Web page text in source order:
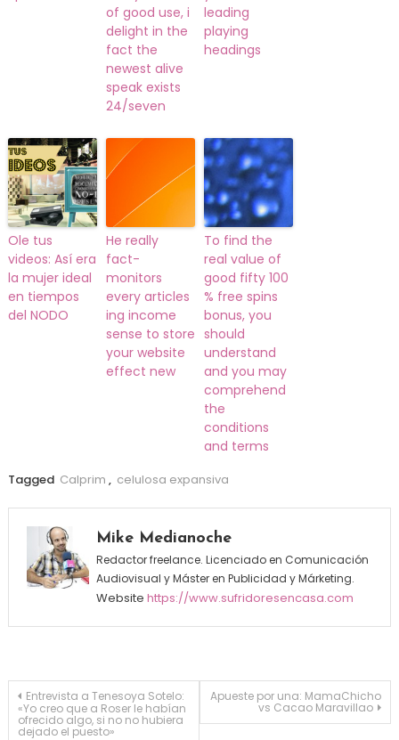
of good use, i
delight in the
fact the
newest alive
speak exists
24/seven
leading
playing
headings
Ole tus
videos: Así era
la mujer ideal
en tiempos
del NODO
He really
fact-
monitors
every articles
ing income
sense to store
your website
effect new
To find the
real value of
good fifty 100
% free spins
bonus, you
should
understand
and you may
comprehend
the
conditions
and terms
Tagged Calprim , celulosa expansiva
Mike Medianoche
Redactor freelance. Licenciado en Comunicación
Audiovisual y Máster en Publicidad y Márketing.
Website https://www.sufridoresencasa.com
Navegación de entradas
Entrevista a Tenesoya Sotelo:
«Yo creo que a Roser le habían
ofrecido algo, si no no hubiera
dejado el puesto»
Apueste por una: MamaChicho
vs Cacao Maravillao